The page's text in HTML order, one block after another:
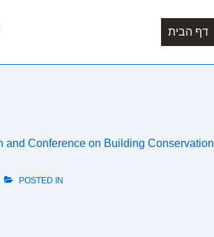
Main
Navigation
דף הבית
and Conference on Building Conservation
POSTED IN